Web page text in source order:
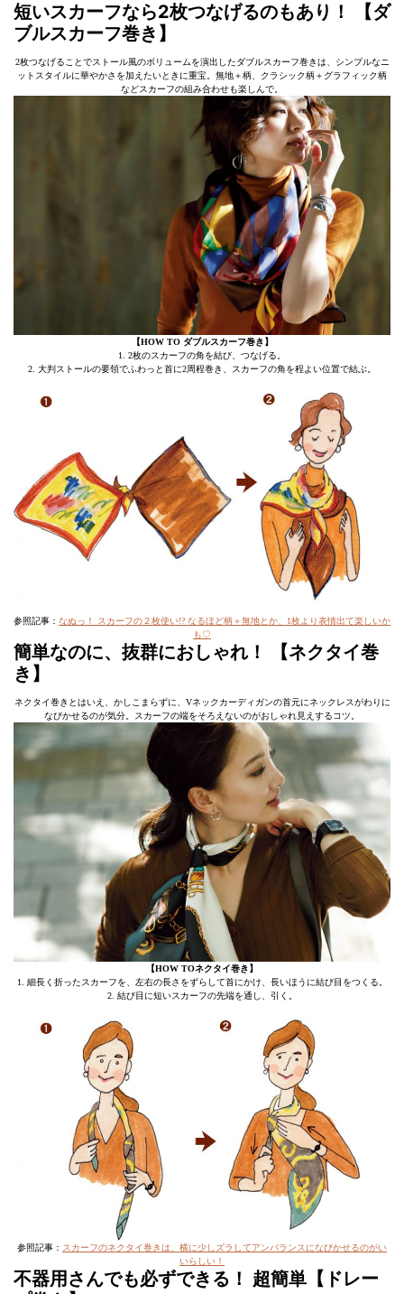
短いスカーフなら2枚つなげるのもあり！ 【ダ
ブルスカーフ巻き】
2枚つなげることでストール風のボリュームを演出したダブルスカーフ巻きは、シンプルなニ
ットスタイルに華やかさを加えたいときに重宝。無地＋柄、クラシック柄＋グラフィック柄
などスカーフの組み合わせも楽しんで。
【HOW TO ダブルスカーフ巻き】
1. 2枚のスカーフの角を結び、つなげる。
2. 大判ストールの要領でふわっと首に2周程巻き、スカーフの角を程よい位置で結ぶ。
参照記事： なぬっ！ スカーフの２枚使い!? なるほど柄＋無地とか、1枚より表情出て楽しいか
も♡
簡単なのに、抜群におしゃれ！ 【ネクタイ巻
き】
ネクタイ巻きとはいえ、かしこまらずに、Vネックカーディガンの首元にネックレスがわりに
なびかせるのが気分。スカーフの端をそろえないのがおしゃれ見えするコツ。
【HOW TOネクタイ巻き】
1. 細長く折ったスカーフを、左右の長さをずらして首にかけ、長いほうに結び目をつくる。
2. 結び目に短いスカーフの先端を通し、引く。
参照記事： スカーフのネクタイ巻きは、横に少しズラしてアンバランスになびかせるのがい
いらしい！
不器用さんでも必ずできる！ 超簡単【ドレー